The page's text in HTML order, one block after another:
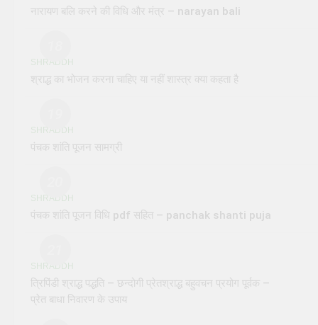
नारायण बलि करने की विधि और मंत्र – narayan bali
SHRADDH
श्राद्ध का भोजन करना चाहिए या नहीं शास्त्र क्या कहता है
SHRADDH
पंचक शांति पूजन सामग्री
SHRADDH
पंचक शांति पूजन विधि pdf सहित – panchak shanti puja
SHRADDH
त्रिपिंडी श्राद्ध पद्धति – छन्दोगी प्रेतश्राद्ध बहुवचन प्रयोग पूर्वक –
प्रेत बाधा निवारण के उपाय